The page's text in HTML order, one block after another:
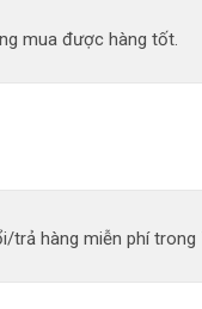
mua được hàng tốt.
trả hàng miễn phí trong